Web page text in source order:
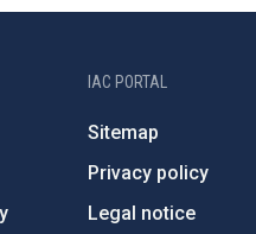
IAC PORTAL
Sitemap
Privacy policy
Legal notice